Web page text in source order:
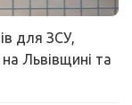
для ЗСУ,
Львівщині та